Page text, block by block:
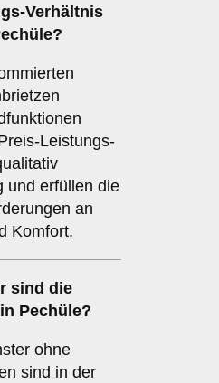
Verhältnis
Leistungs-
und erfüllen die
an
Komfort.
sind die
Pechüle?
ohne
sind in der